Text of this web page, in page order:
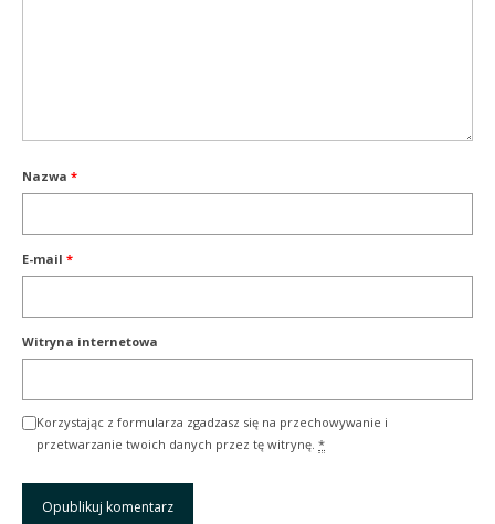
Nazwa *
E-mail *
Witryna internetowa
Korzystając z formularza zgadzasz się na przechowywanie i
przetwarzanie twoich danych przez tę witrynę. *